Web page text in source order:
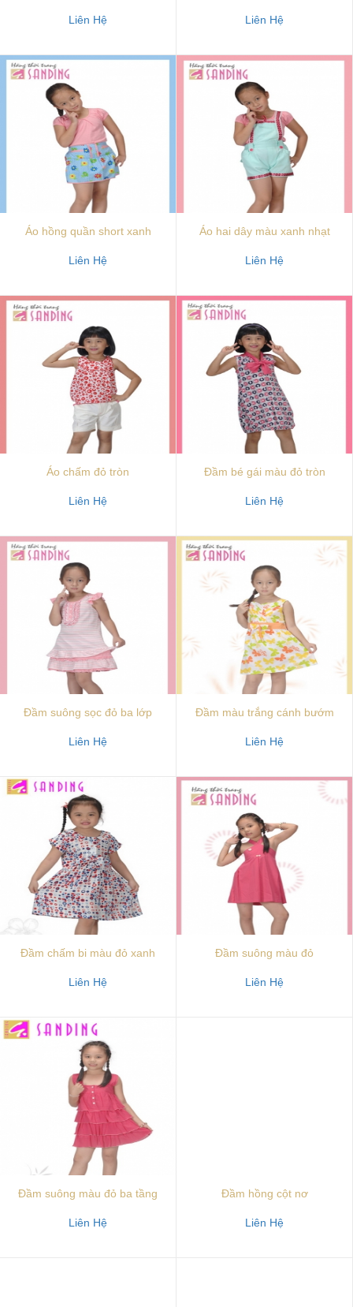
Liên Hệ Liên Hệ
Áo hồng quần short xanh
Liên Hệ
Áo hai dây màu xanh nhạt
Liên Hệ
Áo chấm đỏ tròn
Liên Hệ
Đầm bé gái màu đỏ tròn
Liên Hệ
Đầm suông sọc đỏ ba lớp
Liên Hệ
Đầm màu trắng cánh bướm
Liên Hệ
Đầm chấm bi màu đỏ xanh
Liên Hệ
Đầm suông màu đỏ
Liên Hệ
Đầm suông màu đỏ ba tầng
Liên Hệ
Đầm hồng cột nơ
Liên Hệ